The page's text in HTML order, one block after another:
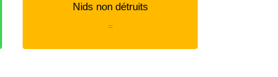
Nids non détruits
=